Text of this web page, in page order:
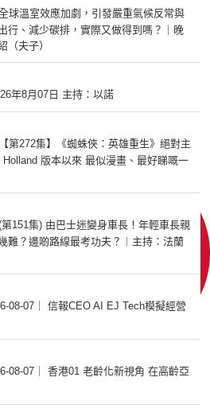
球溫室效應加劇，引發嚴重氣候反常與
行、減少碳排，實際又做得到嗎？｜晚
（夫子）
年8月07日 主持：以諾
第272集】《蜘蛛俠：英雄重生》絕對主
版本以來 最似漫畫、最好睇嘅一
第151集) 由巴士迷變身車長！年輕車長親
難？邊啲路線最考功夫？︱主持：法蘭
08-07｜ 信報CEO AI EJ Tech模擬經營
08-07｜ 香港01 老齡化新視角 在高齡亞